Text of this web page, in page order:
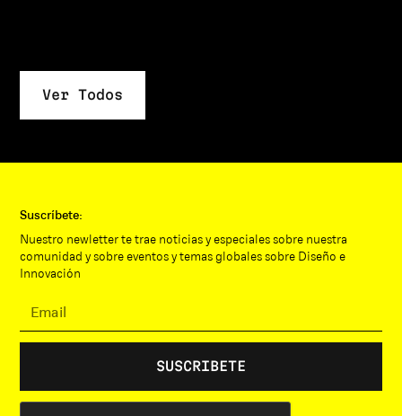
Diseño Industrial
Ver Todos
Suscríbete:
Nuestro newletter te trae noticias y especiales sobre nuestra
comunidad y sobre eventos y temas globales sobre Diseño e
Innovación